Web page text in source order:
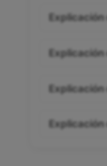
Explicación
Explicación
Explicación